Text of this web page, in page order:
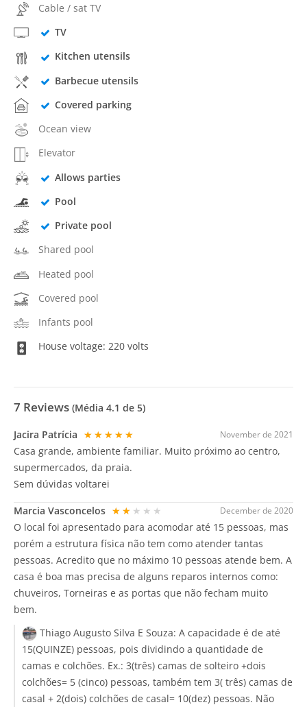
Cable / sat TV
TV
Kitchen utensils
Barbecue utensils
Covered parking
Ocean view
Elevator
Allows parties
Pool
Private pool
Shared pool
Heated pool
Covered pool
Infants pool
House voltage: 220 volts
7 Reviews (Média 4.1 de 5)
November de 2021
Jacira Patrícia ★★★★★
Casa grande, ambiente familiar. Muito próximo ao centro,
supermercados, da praia.
Sem dúvidas voltarei
December de 2020
Marcia Vasconcelos ★★★★★
O local foi apresentado para acomodar até 15 pessoas, mas
porém a estrutura física não tem como atender tantas
pessoas. Acredito que no máximo 10 pessoas atende bem. A
casa é boa mas precisa de alguns reparos internos como:
chuveiros, Torneiras e as portas que não fecham muito
bem.
Thiago Augusto Silva E Souza: A capacidade é de até
15(QUINZE) pessoas, pois dividindo a quantidade de
camas e colchões. Ex.: 3(três) camas de solteiro +dois
colchões= 5 (cinco) pessoas, também tem 3( três) camas de
casal + 2(dois) colchões de casal= 10(dez) pessoas. Não